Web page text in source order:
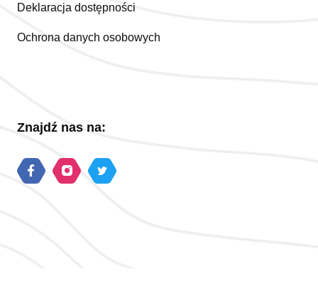
Deklaracja dostępności
Ochrona danych osobowych
Znajdź nas na: